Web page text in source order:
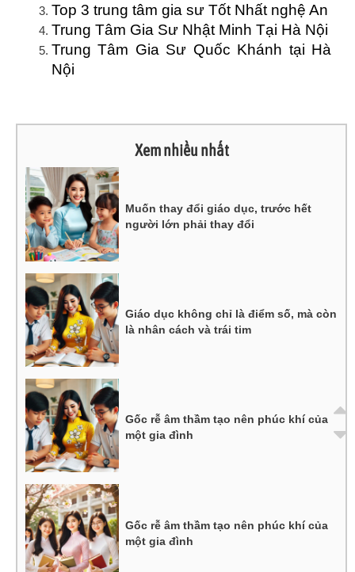
Top 3 trung tâm gia sư Tốt Nhất nghệ An
Trung Tâm Gia Sư Nhật Minh Tại Hà Nội
Trung Tâm Gia Sư Quốc Khánh tại Hà
Nội
Xem nhiều nhất
Muốn thay đổi giáo dục, trước hết
người lớn phải thay đổi
Giáo dục không chỉ là điểm số, mà còn
là nhân cách và trái tim
Gốc rễ âm thầm tạo nên phúc khí của
một gia đình
Gốc rễ âm thầm tạo nên phúc khí của
một gia đình